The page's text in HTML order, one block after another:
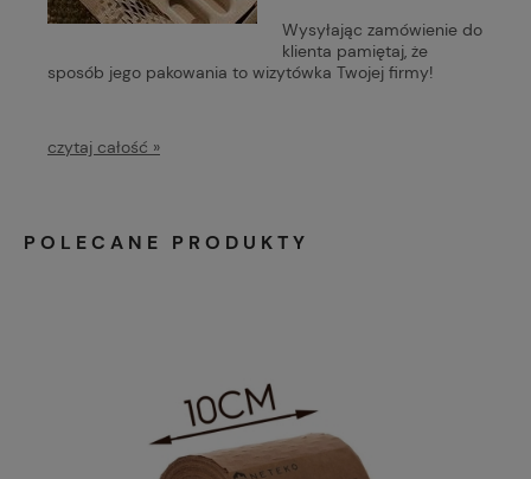
Wysyłając zamówienie do
klienta pamiętaj, że
sposób jego pakowania to wizytówka Twojej firmy!
czytaj całość »
POLECANE PRODUKTY